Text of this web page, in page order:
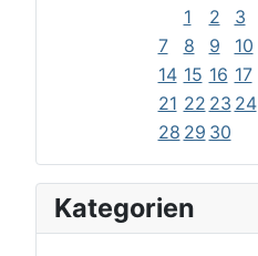
1
2 3
7
8 9 10
14 15 16 17
21 22 23 24
28 29 30
Kategorien